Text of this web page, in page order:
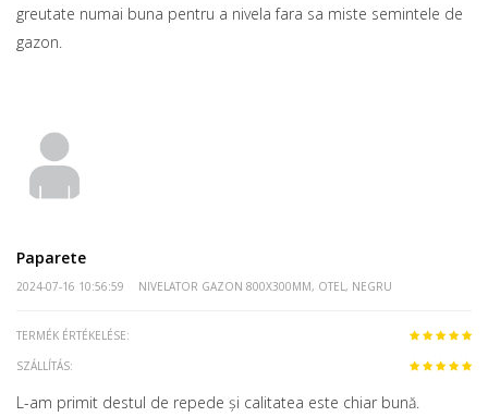
greutate numai buna pentru a nivela fara sa miste semintele de
gazon.
Paparete
2024-07-16 10:56:59 NIVELATOR GAZON 800X300MM, OTEL, NEGRU
TERMÉK ÉRTÉKELÉSE:
SZÁLLÍTÁS:
L-am primit destul de repede și calitatea este chiar bună.